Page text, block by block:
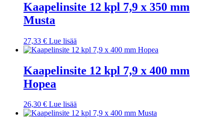
Kaapelinsite 12 kpl 7,9 x 350 mm
Musta
27,33 € Lue lisää
Kaapelinsite 12 kpl 7,9 x 400 mm
Hopea
26,30 € Lue lisää